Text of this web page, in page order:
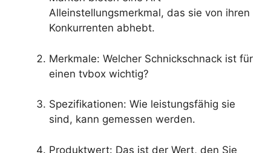
Alleinstellungsmerkmal, das sie von ihren
Konkurrenten abhebt.
Merkmale: Welcher Schnickschnack ist für
einen tvbox wichtig?
Spezifikationen: Wie leistungsfähig sie
sind, kann gemessen werden.
Produktwert: Das ist der Wert, den Sie